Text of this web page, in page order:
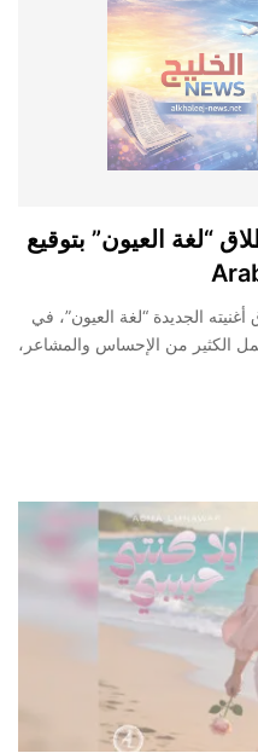
“لغة العيون” بتوقيع
أغنيته الجديدة “لغة العيون”، في
الكثير من الإحساس والمشاعر،